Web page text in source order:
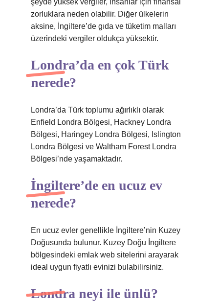
şeyde yüksek vergiler, insanlar için finansal
zorluklara neden olabilir. Diğer ülkelerin
aksine, İngiltere’de gıda ve tüketim malları
üzerindeki vergiler oldukça yüksektir.
Londra’da en çok Türk
nerede?
Londra’da Türk toplumu ağırlıklı olarak
Enfield Londra Bölgesi, Hackney Londra
Bölgesi, Haringey Londra Bölgesi, Islington
Londra Bölgesi ve Waltham Forest Londra
Bölgesi’nde yaşamaktadır.
İngiltere’de en ucuz ev
nerede?
En ucuz evler genellikle İngiltere’nin Kuzey
Doğusunda bulunur. Kuzey Doğu İngiltere
bölgesindeki emlak web sitelerini arayarak
ideal uygun fiyatlı evinizi bulabilirsiniz.
Londra neyi ile ünlü?